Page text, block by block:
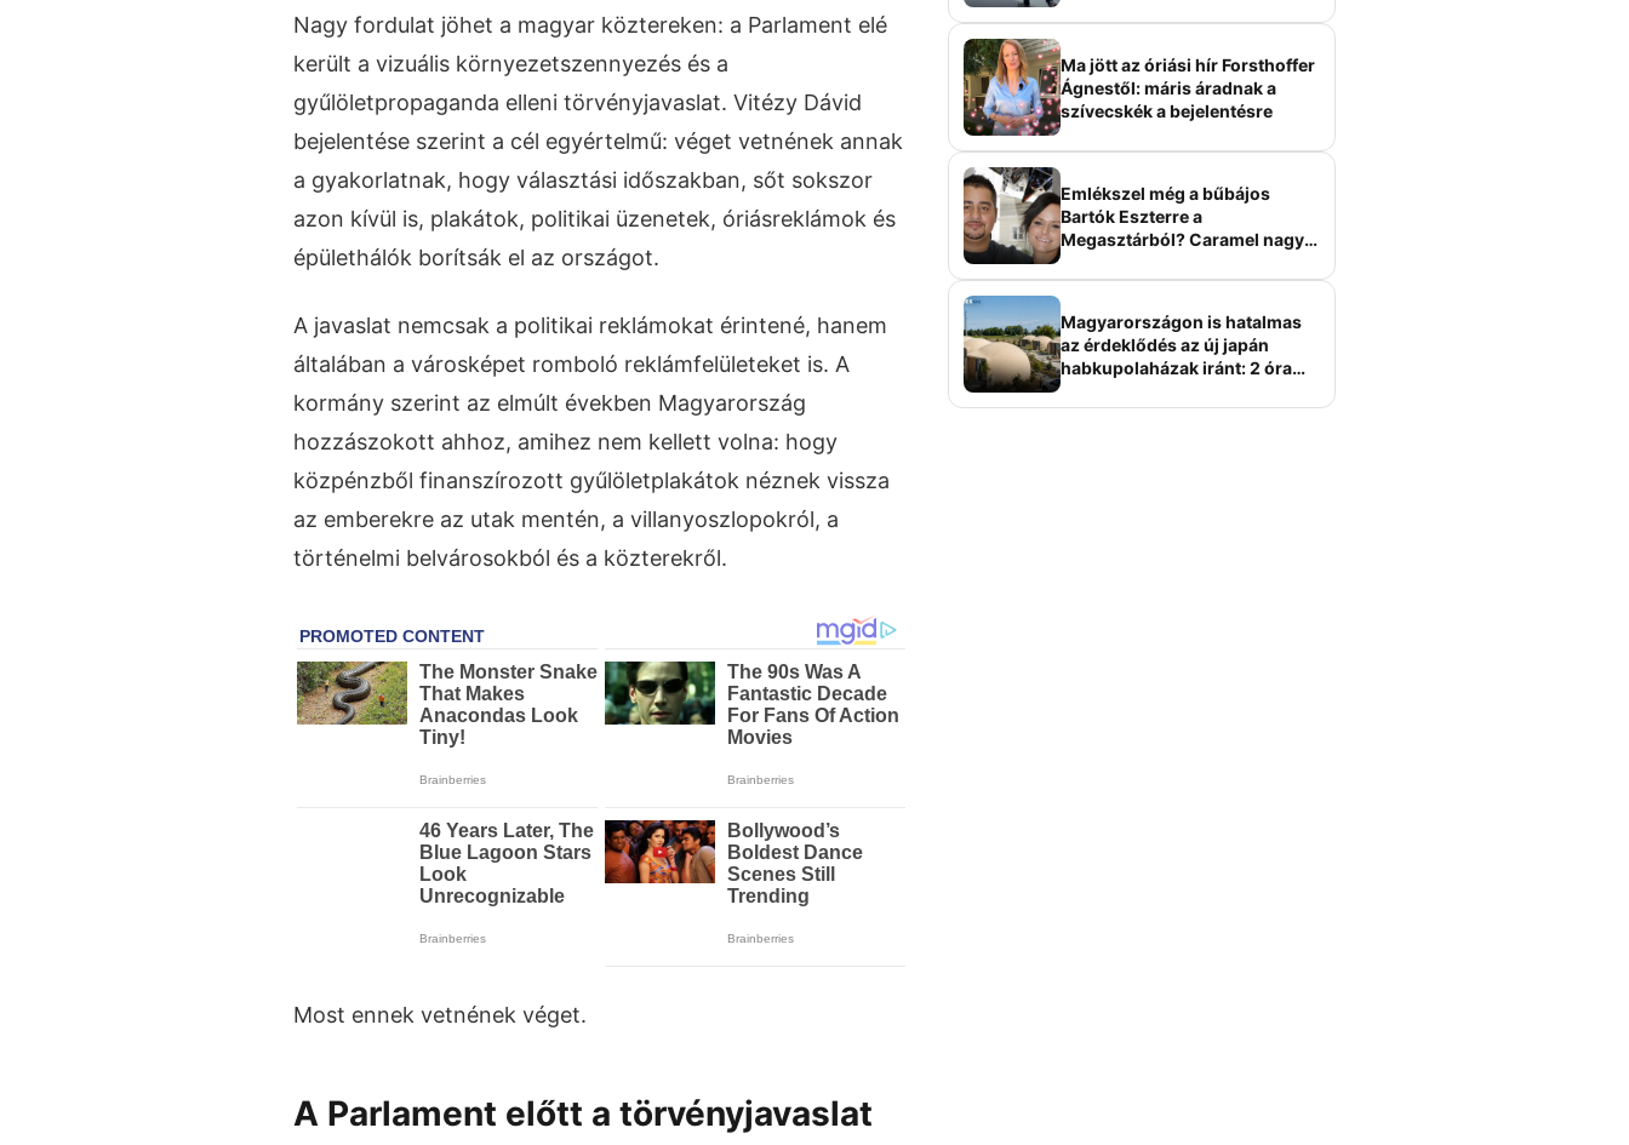
Nagy fordulat jöhet a magyar köztereken: a Parlament elé
került a vizuális környezetszennyezés és a
gyűlöletpropaganda elleni törvényjavaslat. Vitézy Dávid
bejelentése szerint a cél egyértelmű: véget vetnének annak
a gyakorlatnak, hogy választási időszakban, sőt sokszor
azon kívül is, plakátok, politikai üzenetek, óriásreklámok és
épülethálók borítsák el az országot.
A javaslat nemcsak a politikai reklámokat érintené, hanem
általában a városképet romboló reklámfelületeket is. A
kormány szerint az elmúlt években Magyarország
hozzászokott ahhoz, amihez nem kellett volna: hogy
közpénzből finanszírozott gyűlöletplakátok néznek vissza
az emberekre az utak mentén, a villanyoszlopokról, a
történelmi belvárosokból és a közterekről.
Most ennek vetnének véget.
A Parlament előtt a törvényjavaslat
Ma jött az óriási hír Forsthoffer
Ágnestől: máris áradnak a
szívecskék a bejelentésre
Emlékszel még a bűbájos
Bartók Eszterre a
Megasztárból? Caramel nagy
Magyarországon is hatalmas
az érdeklődés az új japán
habkupolaházak iránt: 2 óra
elképesztő áron hirdetik őket